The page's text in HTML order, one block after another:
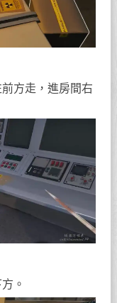
方走，進房間右
。